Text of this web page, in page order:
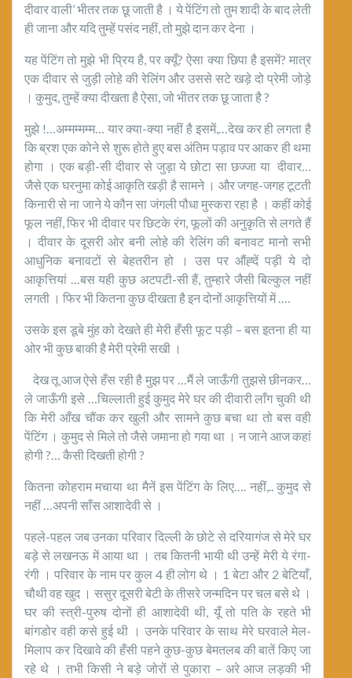
दीवार वाली’ भीतर तक छू जाती है । ये पेंटिंग तो तुम शादी के बाद लेती
ही जाना और यदि तुम्हें पसंद नहीं, तो मुझे दान कर देना ।
यह पेंटिंग तो मुझे भी प्रिय है, पर क्यूँ? ऐसा क्या छिपा है इसमें? मात्र
एक दीवार से जुड़ी लोहे की रेलिंग और उससे सटे खड़े दो प्रेमी जोड़े
। कुमुद, तुम्हें क्या दीखता है ऐसा, जो भीतर तक छू जाता है ?
मुझे !…अम्मम्मम्म… यार क्या-क्या नहीं है इसमें,…देख कर ही लगता है
कि ब्रश एक कोने से शुरू होते हुए बस अंतिम पड़ाव पर आकर ही थमा
होगा । एक बड़ी-सी दीवार से जुड़ा ये छोटा सा छज्जा या दीवार…
जैसे एक घरनुमा कोई आकृति खड़ी है सामने । और जगह-जगह टूटती
किनारी से ना जाने ये कौन सा जंगली पौधा मुस्करा रहा है । कहीं कोई
फूल नहीं, फिर भी दीवार पर छिटके रंग, फूलों की अनुकृति से लगते हैं
। दीवार के दूसरी ओर बनी लोहे की रेलिंग की बनावट मानो सभी
आधुनिक बनावटों से बेहतरीन हो । उस पर औंह्दें पड़ी ये दो
आकृत्तियां …बस यही कुछ अटपटी-सी हैं, तुम्हारे जैसी बिल्कुल नहीं
लगती । फिर भी कितना कुछ दीखता है इन दोनों आकृत्तियों में ….
उसके इस डूबे मुंह को देखते ही मेरी हँसी फूट पड़ी – बस इतना ही या
ओर भी कुछ बाकी है मेरी प्रेमी सखी ।
देख तू आज ऐसे हँस रही है मुझ पर …मैं ले जाऊँगी तुझसे छीनकर…
ले जाऊँगी इसे …चिल्लाती हुई कुमुद मेरे घर की दीवारी लाँग चुकी थी
कि मेरी आँख चौंक कर खुली और सामने कुछ बचा था तो बस वही
पेंटिंग । कुमुद से मिले तो जैसे जमाना हो गया था । न जाने आज कहां
होगी ?… कैसी दिखती होगी ?
कितना कोहराम मचाया था मैनें इस पेंटिंग के लिए…. नहीं,.. कुमुद से
नहीं …अपनी साँस आशादेवी से ।
पहले-पहल जब उनका परिवार दिल्ली के छोटे से दरियागंज से मेरे घर
बड़े से लखनऊ में आया था । तब कितनी भायी थी उन्हें मेरी ये रंगा-
रंगी । परिवार के नाम पर कुल 4 ही लोग थे । 1 बेटा और 2 बेटियाँ,
चौथी वह खुद । ससुर दूसरी बेटी के तीसरे जन्मदिन पर चल बसे थे ।
घर की स्त्री-पुरुष दोनों ही आशादेवी थी, यूँ तो पति के रहते भी
बांगडोर वही कसे हुई थी । उनके परिवार के साथ मेरे घरवाले मेल-
मिलाप कर दिखावे की हँसी पहने कुछ-कुछ बेमतलब की बातें किए जा
रहे थे । तभी किसी ने बड़े जोरों से पुकारा – अरे आज लड़की भी